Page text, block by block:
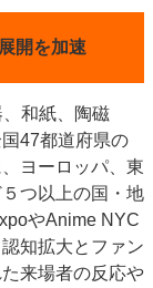
開を加速
和紙、陶磁
47都道府県の
ヨーロッパ、東
つ以上の国・地
やAnime NYC
知拡大とファン
来場者の反応や